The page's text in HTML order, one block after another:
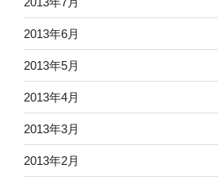
2013年6月
2013年5月
2013年4月
2013年3月
2013年2月